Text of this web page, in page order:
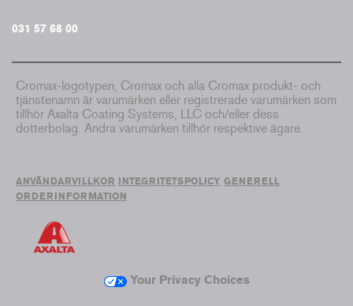
031 57 68 00
Cromax-logotypen, Cromax och alla Cromax produkt- och
tjänstenamn är varumärken eller registrerade varumärken som
tillhör Axalta Coating Systems, LLC och/eller dess
dotterbolag. Andra varumärken tillhör respektive ägare.
ANVÄNDARVILLKOR INTEGRITETSPOLICY GENERELL
ORDERINFORMATION
Your Privacy Choices